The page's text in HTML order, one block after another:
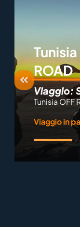
ROAD
Viaggio:
Tunisia OFF
Viaggio in
Scopri il